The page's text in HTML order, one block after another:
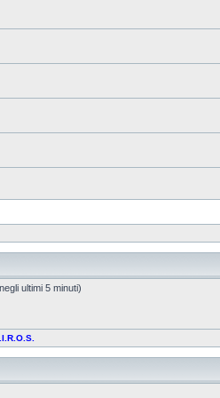
ultimi 5 minuti)